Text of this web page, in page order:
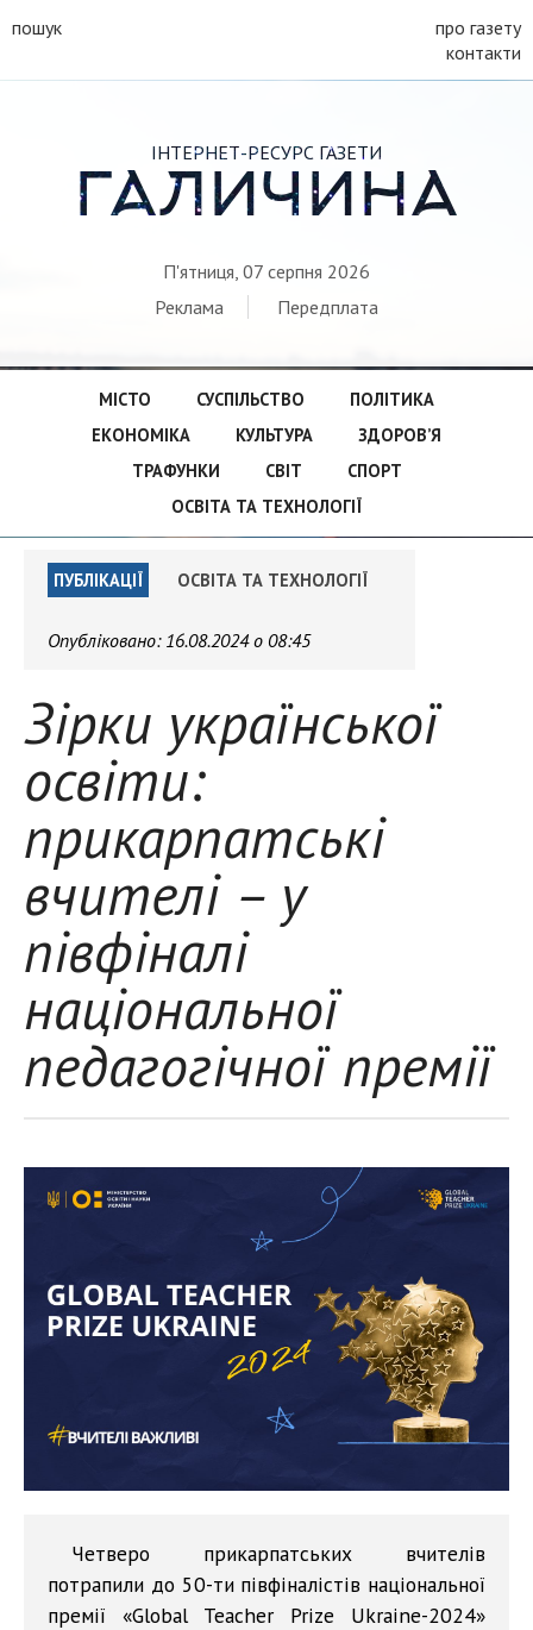
пошук
про газету
контакти
ІНТЕРНЕТ-РЕСУРС ГАЗЕТИ
ГАЛИЧИНА
П'ятниця, 07 серпня 2026
Реклама
Передплата
МІСТО СУСПІЛЬСТВО
ПОЛІТИКА
ЕКОНОМІКА
КУЛЬТУРА
ЗДОРОВ’Я
ТРАФУНКИ
СВІТ
СПОРТ
ОСВІТА ТА ТЕХНОЛОГІЇ
ПУБЛІКАЦІЇ ОСВІТА ТА ТЕХНОЛОГІЇ
Опубліковано: 16.08.2024 о 08:45
Зірки української
освіти:
прикарпатські
вчителі – у
півфіналі
національної
педагогічної премії
Четверо прикарпатських вчителів
потрапили до 50-ти півфіналістів національної
премії «Global Teacher Prize Ukraine-2024»